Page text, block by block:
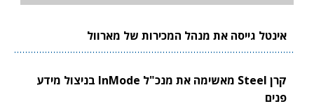
אינטל גייסה את מנהל המכירות של מארוול
קרן Steel מאשימה את מנכ"ל InMode בניצול מידע
פנים